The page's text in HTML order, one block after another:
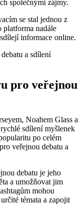
společnými zájmy.
se stal jednou z
platforma nadále
informace online.
pro veřejnou
Noahem Glass a
sdílení myšlenek
po celém
veřejnou debatu a
debatu je jeho
a umožňovat jim
mohou
témata a zapojit